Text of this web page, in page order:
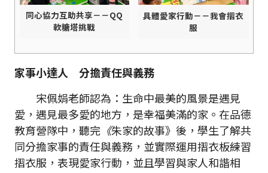
同心協力互助共享－－QQ
軟糖塔挑戰
具體愛家行動－－我會摺衣
服
家事小達人 分擔責任與義務
宋佩娟老師認為：生命中最美的風景是遇見
愛，遇見最多愛的地方，是幸福美滿的家。在品德
教育營隊中，聽完 《朱家的故事》後，學生了解共
同分擔家事的責任與義務，並實際運用摺衣板練習
摺衣服，表現愛家行動，並且學習與家人和諧相